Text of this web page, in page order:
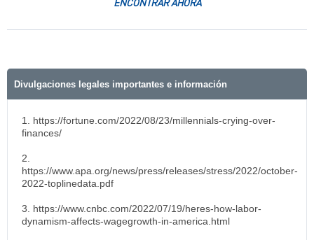
ENCONTRAR AHORA
Divulgaciones legales importantes e información
1. https://fortune.com/2022/08/23/millennials-crying-over-
finances/
2.
https://www.apa.org/news/press/releases/stress/2022/october-
2022-toplinedata.pdf
3. https://www.cnbc.com/2022/07/19/heres-how-labor-
dynamism-affects-wagegrowth-in-america.html